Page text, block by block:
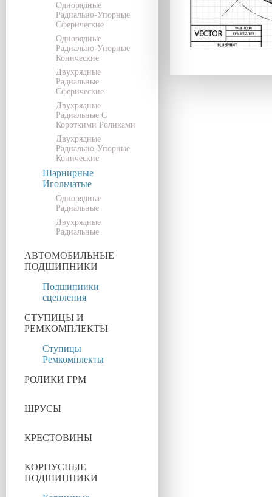
Однорядные
Радиально-Упорные
Сферические
Однорядные
Радиально-Упорные
Конические
Двухрядные
Радиальные
Сферические
Двухрядные
Радиальные С
Короткими Роликами
Двухрядные
Радиально-Упорные
Конические
Шарнирные
Игольчатые
Однорядные
Радиальные
Двухрядные
Радиальные
АВТОМОБИЛЬНЫЕ
ПОДШИПНИКИ
Подшипники
сцепления
СТУПИЦЫ И
РЕМКОМПЛЕКТЫ
Ступицы
Ремкомплекты
РОЛИКИ ГРМ
ШРУСЫ
КРЕСТОВИНЫ
КОРПУСНЫЕ
ПОДШИПНИКИ